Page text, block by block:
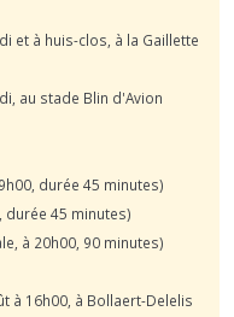
et à huis-clos, à la Gaillette
au stade Blin d'Avion
durée 45 minutes)
durée 45 minutes)
à 20h00, 90 minutes)
à 16h00, à Bollaert-Delelis